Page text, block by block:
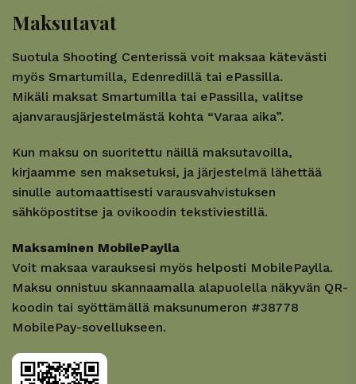
Maksutavat
Suotula Shooting Centerissä voit maksaa kätevästi
myös Smartumilla, Edenredillä tai ePassilla.
Mikäli maksat Smartumilla tai ePassilla, valitse
ajanvarausjärjestelmästä kohta “Varaa aika”.
Kun maksu on suoritettu näillä maksutavoilla,
kirjaamme sen maksetuksi, ja järjestelmä lähettää
sinulle automaattisesti varausvahvistuksen
sähköpostitse ja ovikoodin tekstiviestillä.
Maksaminen MobilePaylla
Voit maksaa varauksesi myös helposti MobilePaylla.
Maksu onnistuu skannaamalla alapuolella näkyvän QR-
koodin tai syöttämällä maksunumeron #38778
MobilePay-sovellukseen.